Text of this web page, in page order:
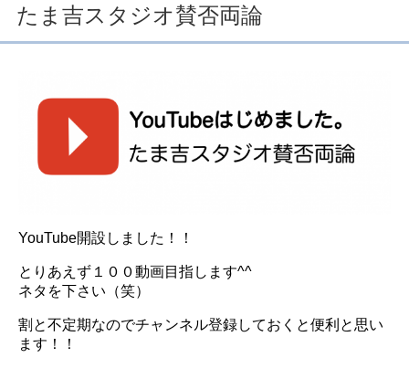
たま吉スタジオ賛否両論
YouTube開設しました！！
とりあえず１００動画目指します^^
ネタを下さい（笑）
割と不定期なのでチャンネル登録しておくと便利と思い
ます！！